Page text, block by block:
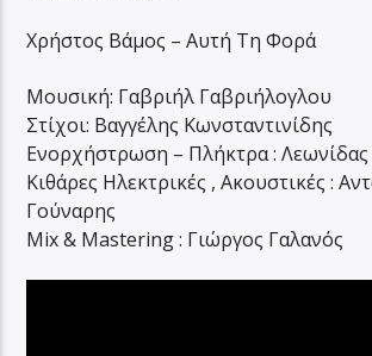
Χρήστος Βάμος – Αυτή Τη Φορά
Μουσική: Γαβριήλ Γαβριήλoγλου
Στίχοι: Βαγγέλης Κωνσταντινίδης
Ενορχήστρωση – Πλήκτρα : Λεωνίδας
Κιθάρες Ηλεκτρικές , Ακουστικές :
Γούναρης
Mix & Mastering : Γιώργος Γαλανός